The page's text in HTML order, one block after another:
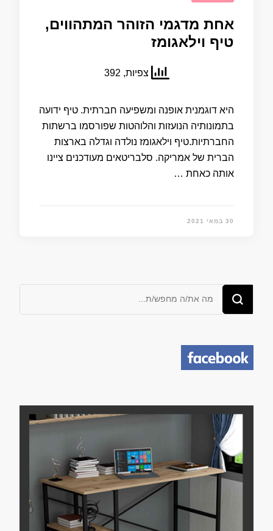
אחת מדגמי הזוהר המתהווים,
טיף וילאגומז
צפיות, 392
היא דוגמנית אופנה ומשפיעה חברתית. טיף ידועה
בתמונותיה הנועזות והלוהטות שפורסמו ברשתות
החברתיות.טיף וילאגומז נולדה וגדלה בארצות
הברית של אמריקה. סלבריטאים מעודכנים ציינו
אותה כאחת …
30 במאי 2021
מחפש/ת
משהו?